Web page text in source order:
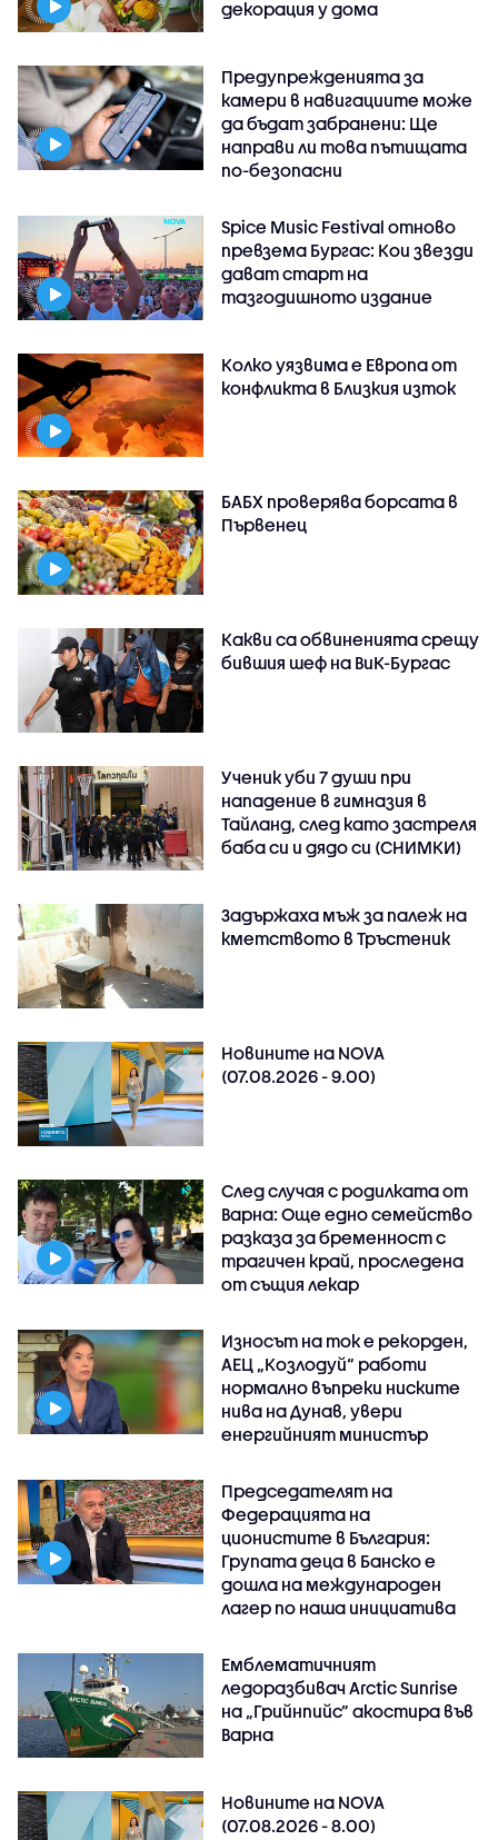
декорация у дома
Предупрежденията за
камери в навигациите може
да бъдат забранени: Ще
направи ли това пътищата
по-безопасни
Spice Music Festival отново
превзема Бургас: Кои звезди
дават старт на
тазгодишното издание
Колко уязвима е Европа от
конфликта в Близкия изток
БАБХ проверява борсата в
Първенец
Какви са обвиненията срещу
бившия шеф на ВиК-Бургас
Ученик уби 7 души при
нападение в гимназия в
Тайланд, след като застреля
баба си и дядо си (СНИМКИ)
Задържаха мъж за палеж на
кметството в Тръстеник
Новините на NOVA
(07.08.2026 - 9.00)
След случая с родилката от
Варна: Още едно семейство
разказа за бременност с
трагичен край, проследена
от същия лекар
Износът на ток е рекорден,
АЕЦ „Козлодуй“ работи
нормално въпреки ниските
нива на Дунав, увери
енергийният министър
Председателят на
Федерацията на
ционистите в България:
Групата деца в Банско е
дошла на международен
лагер по наша инициатива
Емблематичният
ледоразбивач Arctic Sunrise
на „Грийнпийс” акостира във
Варна
Новините на NOVA
(07.08.2026 - 8.00)